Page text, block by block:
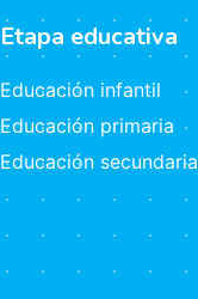
Etapa educativa
Educación infantil
Educación primaria
Educación secundaria